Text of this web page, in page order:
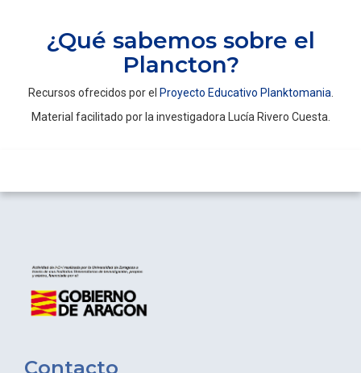
¿Qué sabemos sobre el
Plancton?
Recursos ofrecidos por el Proyecto Educativo Planktomania
Material facilitado por la investigadora Lucía Rivero Cuesta.
Contacto